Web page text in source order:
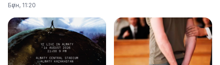
Бүгін, 11:20